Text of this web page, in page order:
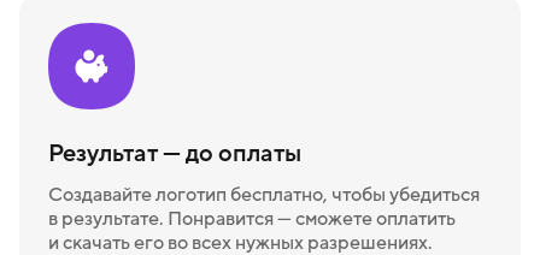
Результат — до оплаты
Создавайте логотип бесплатно, чтобы убедиться
в результате. Понравится — сможете оплатить
и скачать его во всех нужных разрешениях.